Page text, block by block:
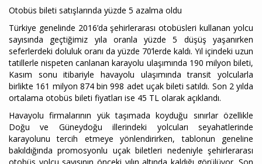
Otobüs bileti satışlarında yüzde 5 azalma oldu
Türkiye genelinde 2016’da şehirlerarası otobüsleri kullanan yolcu
sayısında geçtiğimiz yıla oranla yüzde 5 düşüş yaşanırken
seferlerdeki doluluk oranı da yüzde 70’lerde kaldı. Yıl içindeki uzun
tatillerle nispeten canlanan karayolu ulaşımında 190 milyon bileti,
Kasım sonu itibariyle havayolu ulaşımında transit yolcularla
birlikte 161 milyon 874 bin 998 adet uçak bileti satıldı. Son 2 yılda
ortalama otobüs bileti fiyatları ise 45 TL olarak açıklandı.
Havayolu firmalarının yük taşımada koyduğu sınırlar özellikle
Doğu ve Güneydoğu illerindeki yolcuları seyahatlerinde
karayolunu tercih etmeye yönlendirirken, tablonun geneline
bakıldığında promosyonlu uçak biletleri nedeniyle şehirlerarası